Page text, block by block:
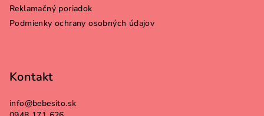
Reklamačný poriadok
Podmienky ochrany osobných údajov
Kontakt
info@bebesito.sk